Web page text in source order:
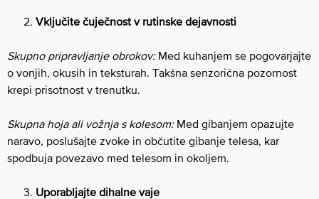
Vključite čuječnost v rutinske dejavnosti
Skupno pripravljanje obrokov:Med kuhanjem se pogovarjajte
o vonjih, okusih in teksturah. Takšna senzorična pozornost
krepi prisotnost v trenutku.
Skupna hoja ali vožnja s kolesom:Med gibanjem opazujte
naravo, poslušajte zvoke in občutite gibanje telesa, kar
spodbuja povezavo med telesom in okoljem.
Uporabljajte dihalne vaje